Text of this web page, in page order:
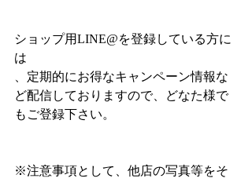
ショップ用LINE@を登録している方に
は
、定期的にお得なキャンペーン情報な
ど配信しておりますので、どなた様で
もご登録下さい。
※注意事項として、他店の写真等をそ